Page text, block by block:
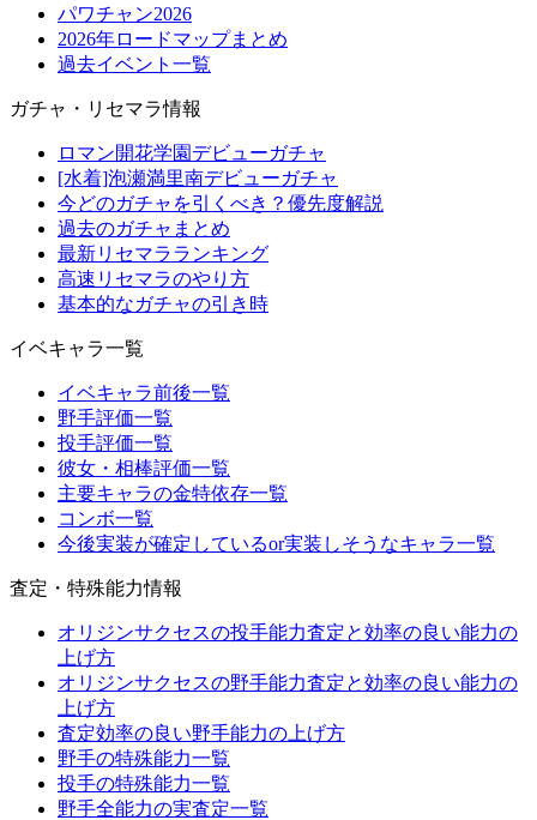
パワチャン2026
2026年ロードマップまとめ
過去イベント一覧
ガチャ・リセマラ情報
ロマン開花学園デビューガチャ
[水着]泡瀬満里南デビューガチャ
今どのガチャを引くべき？優先度解説
過去のガチャまとめ
最新リセマラランキング
高速リセマラのやり方
基本的なガチャの引き時
イベキャラ一覧
イベキャラ前後一覧
野手評価一覧
投手評価一覧
彼女・相棒評価一覧
主要キャラの金特依存一覧
コンボ一覧
今後実装が確定しているor実装しそうなキャラ一覧
査定・特殊能力情報
オリジンサクセスの投手能力査定と効率の良い能力の
上げ方
オリジンサクセスの野手能力査定と効率の良い能力の
上げ方
査定効率の良い野手能力の上げ方
野手の特殊能力一覧
投手の特殊能力一覧
野手全能力の実査定一覧